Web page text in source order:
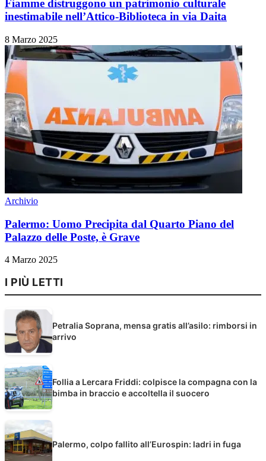
Fiamme distruggono un patrimonio culturale
inestimabile nell’Attico-Biblioteca in via Daita
8 Marzo 2025
Archivio
Palermo: Uomo Precipita dal Quarto Piano del
Palazzo delle Poste, è Grave
4 Marzo 2025
I PIÙ LETTI
Petralia Soprana, mensa gratis all’asilo: rimborsi in
arrivo
Follia a Lercara Friddi: colpisce la compagna con la
bimba in braccio e accoltella il suocero
Palermo, colpo fallito all’Eurospin: ladri in fuga